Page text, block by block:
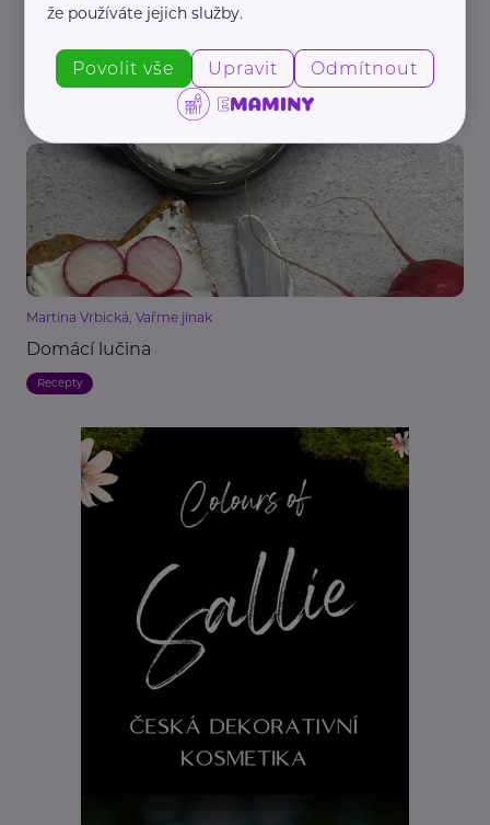
Související články
Martina Vrbická, Vařme jinak
Domácí lučina
Recepty
že používáte jejich služby.
Povolit vše Upravit Odmítnout